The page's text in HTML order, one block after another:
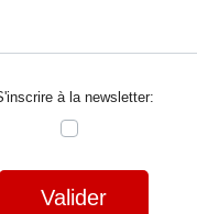
à la newsletter:
Valider